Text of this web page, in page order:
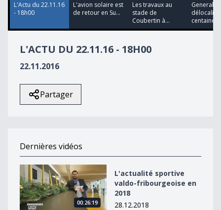
L'Actu du 22.11.16
- 18h00
L'avion solaire est
de retour en Su...
Les travaux au
stade de
Coubertin à...
Generali
centaine
L'ACTU DU 22.11.16 - 18H00
22.11.2016
Partager
Dernières vidéos
L&#039;actualité sportive valdo-fribourgeoise en 2018
00:26:19
L'actualité sportive
valdo-fribourgeoise en
2018
28.12.2018